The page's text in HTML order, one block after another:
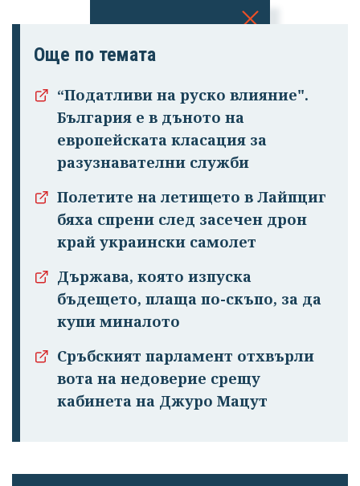
Успешно
профила си!
Още по темата
“Податливи на руско влияние".
България е в дъното на
европейската класация за
разузнавателни служби
Полетите на летището в Лайпциг
бяха спрени след засечен дрон
край украински самолет
Държава, която изпуска
бъдещето, плаща по-скъпо, за да
купи миналото
Сръбският парламент отхвърли
вота на недоверие срещу
кабинета на Джуро Мацут